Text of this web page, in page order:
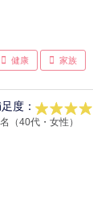
健康 家族
度：
（40代・女性）